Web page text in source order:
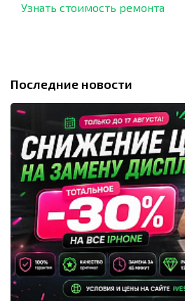
Узнать стоимость ремонта
Последние новости